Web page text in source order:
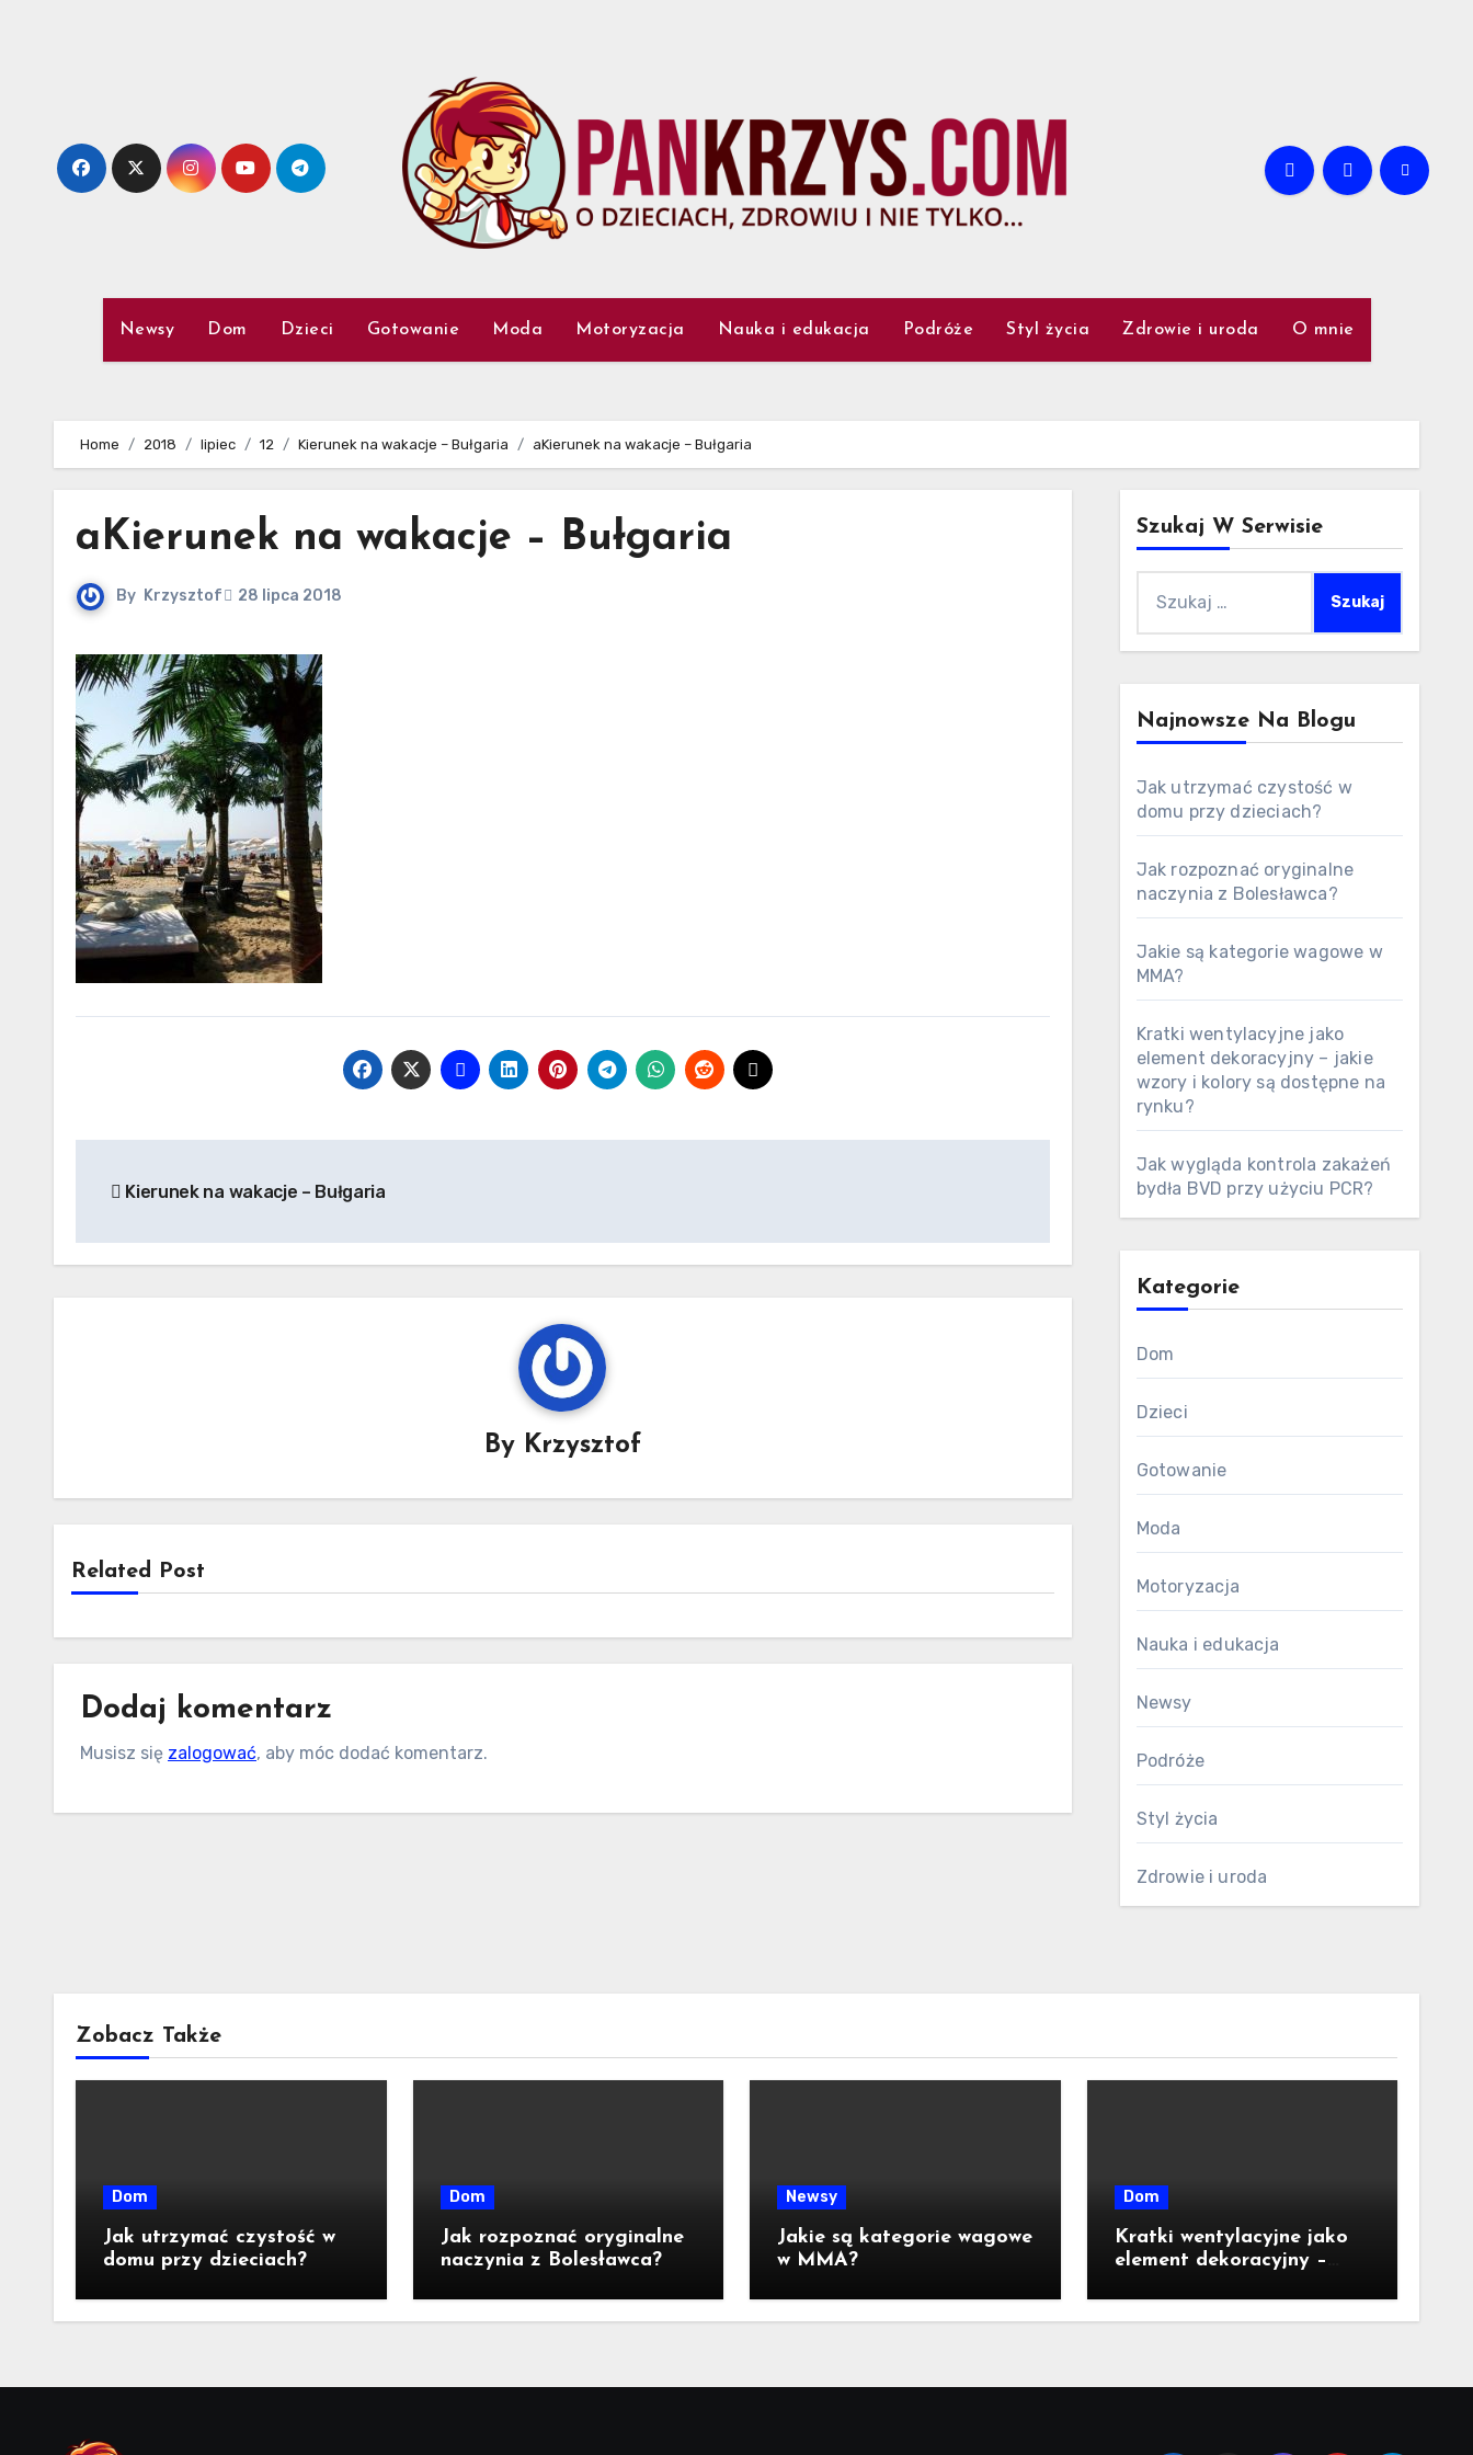
Newsy Dom Dzieci Gotowanie Moda Motoryzacja Nauka i edukacja Podróże Styl życia Zdrowie i uroda O mnie
Home 2018 lipiec 12 Kierunek na wakacje – Bułgaria aKierunek na wakacje – Bułgaria
aKierunek na wakacje – Bułgaria
By Krzysztof 28 lipca 2018
wpisu
Kierunek na wakacje – Bułgaria
By Krzysztof
Related Post
Dodaj komentarz
Musisz się zalogować, aby móc dodać komentarz.
Szukaj W Serwisie
Najnowsze Na Blogu
Jak utrzymać czystość w
domu przy dzieciach?
Jak rozpoznać oryginalne
naczynia z Bolesławca?
Jakie są kategorie wagowe w
MMA?
Kratki wentylacyjne jako
element dekoracyjny – jakie
wzory i kolory są dostępne na
rynku?
Jak wygląda kontrola zakażeń
bydła BVD przy użyciu PCR?
Kategorie
Dom
Dzieci
Gotowanie
Moda
Motoryzacja
Nauka i edukacja
Newsy
Podróże
Styl życia
Zdrowie i uroda
Zobacz Także
Dom
Jak utrzymać czystość w
domu przy dzieciach?
Dom
Jak rozpoznać oryginalne
naczynia z Bolesławca?
Newsy
Jakie są kategorie wagowe
w MMA?
Dom
Kratki wentylacyjne jako
element dekoracyjny –
dostępne na rynku?